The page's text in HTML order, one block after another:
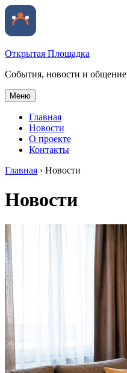
Открытая Площадка
События, новости и общение
Меню
Главная
Новости
О проекте
Контакты
Главная › Новости
Новости